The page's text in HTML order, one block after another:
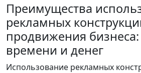
Преимущества
рекламных
продвижения
времени и денег
Использование рекламных